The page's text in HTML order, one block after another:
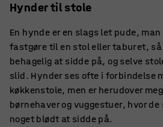
Hynder til stole
En hynde er en slags let pude,
fastgøre til en stol eller taburet, så
behagelig at sidde på, og selve
slid. Hynder ses ofte i forbindelse
køkkenstole, men er herudover
børnehaver og vuggestuer, hvor
noget blødt at sidde på.